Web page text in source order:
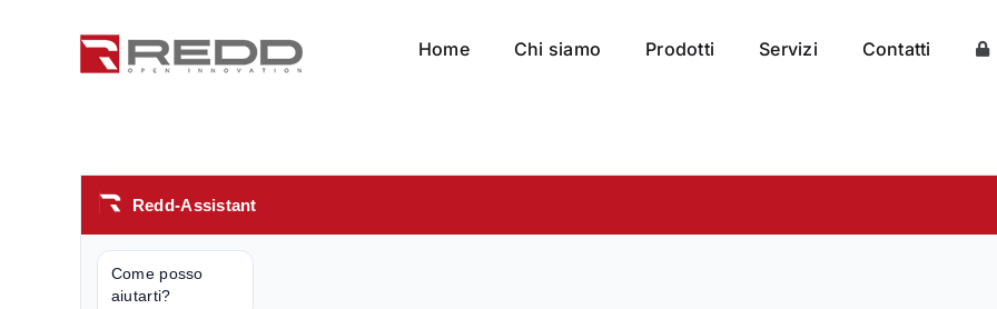
Home Chi siamo Prodotti Servizi Contatti
Redd-Assistant
Come posso
aiutarti?